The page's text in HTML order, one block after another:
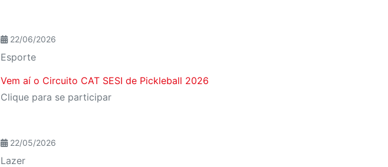
22/06/2026
Esporte
Vem aí o Circuito CAT SESI de Pickleball 2026
Clique para se participar
22/05/2026
Lazer